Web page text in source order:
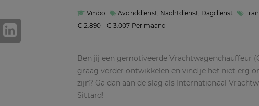
Vmbo Avonddienst, Nachtdienst, Dagdienst
€ 2.890 - € 3.007 Per maand
Ben jij een gemotiveerde Vrachtwagenchauffeur
graag verder ontwikkelen en vind je het niet erg
zijn? Ga dan aan de slag als Internationaal
Sittard!